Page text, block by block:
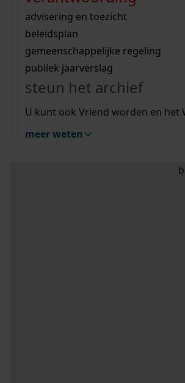
bouwvergunningen
omgevingsvergunningen
vergunningen
beeld en geluid
uitleg nodig?
Wij helpen u op weg met een
bekijk alle zoektips
Wij helpen u op weg met een
bekijk alle zoektips
bekijk ons geschiedenislokaal
advisering en toezicht
beleidsplan
gemeenschappelijke regeling
publiek jaarverslag
steun het archief
U kunt ook Vriend worden en het
meer weten
zoektips
Mijn Studiezaal (inloggen)